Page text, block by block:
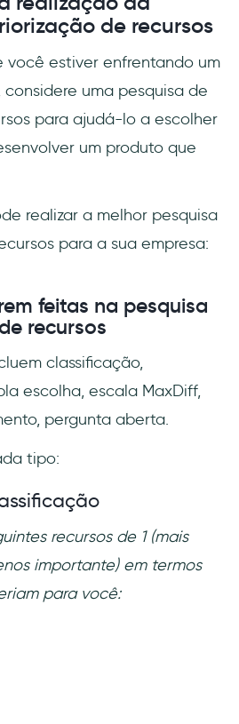
de recursos
você estiver enfrentando um
considere uma pesquisa de
para ajudá-lo a escolher
um produto que
realizar a melhor pesquisa
para a sua empresa:
feitas na pesquisa
recursos
classificação,
escolha, escala MaxDiff,
pergunta aberta.
tipo:
recursos de 1 (mais
importante) em termos
para você: